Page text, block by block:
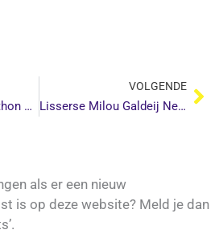
ElfSteden RoeiMarathon 2024
VOLGENDE
Lisserse Milou Galdeij Nederlands Kampioen roeien
als er een nieuw
is op deze website? Meld je dan